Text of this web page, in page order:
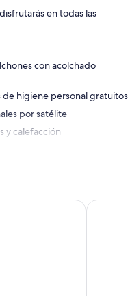
en todas las
con acolchado
de higiene personal gratuitos
por satélite
y calefacción
PlanB